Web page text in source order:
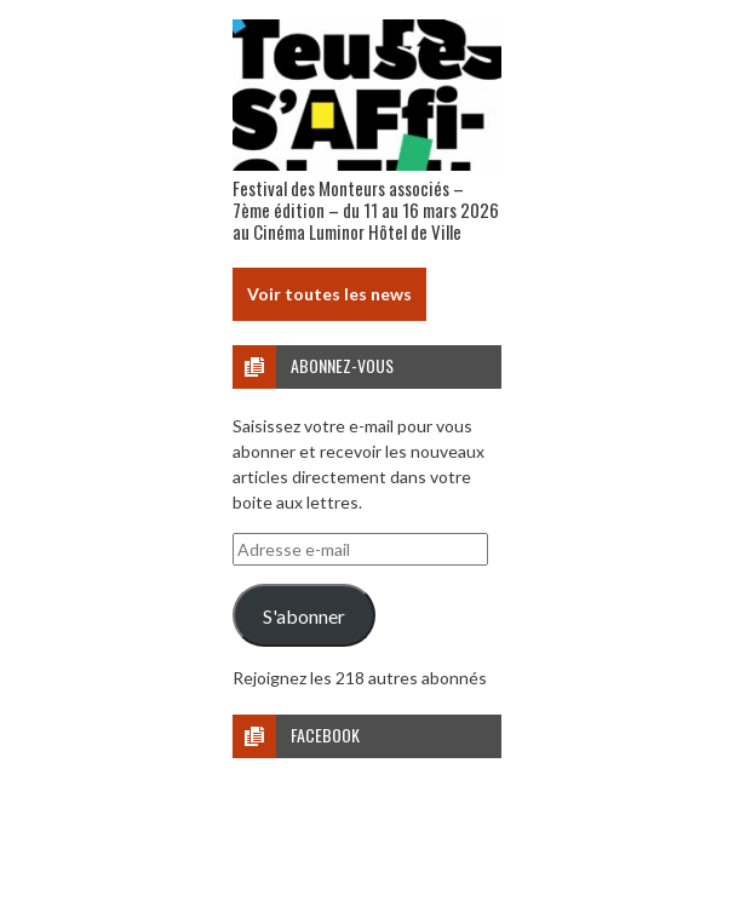
Festival des Monteurs associés –
7ème édition – du 11 au 16 mars 2026
au Cinéma Luminor Hôtel de Ville
Voir toutes les news
ABONNEZ-VOUS
Saisissez votre e-mail pour vous
abonner et recevoir les nouveaux
articles directement dans votre
boite aux lettres.
Adresse
e-
mail
S'abonner
Rejoignez les 218 autres abonnés
FACEBOOK